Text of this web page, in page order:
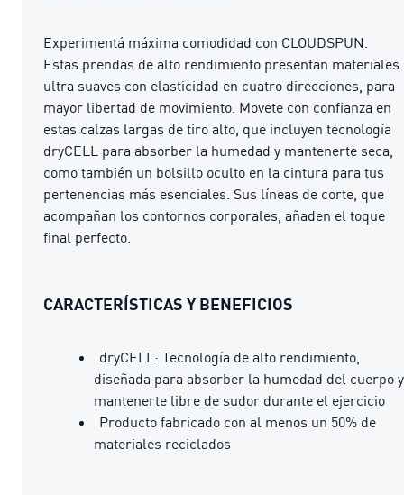
Experimentá máxima comodidad con CLOUDSPUN.
Estas prendas de alto rendimiento presentan materiales
ultra suaves con elasticidad en cuatro direcciones, para
mayor libertad de movimiento. Movete con confianza en
estas calzas largas de tiro alto, que incluyen tecnología
dryCELL para absorber la humedad y mantenerte seca,
como también un bolsillo oculto en la cintura para tus
pertenencias más esenciales. Sus líneas de corte, que
acompañan los contornos corporales, añaden el toque
final perfecto.
CARACTERÍSTICAS Y BENEFICIOS
dryCELL: Tecnología de alto rendimiento,
diseñada para absorber la humedad del cuerpo y
mantenerte libre de sudor durante el ejercicio
Producto fabricado con al menos un 50% de
materiales reciclados